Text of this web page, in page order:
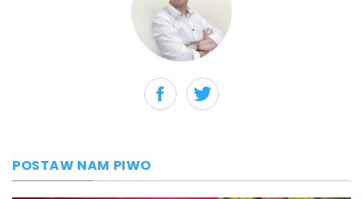
POSTAW NAM PIWO